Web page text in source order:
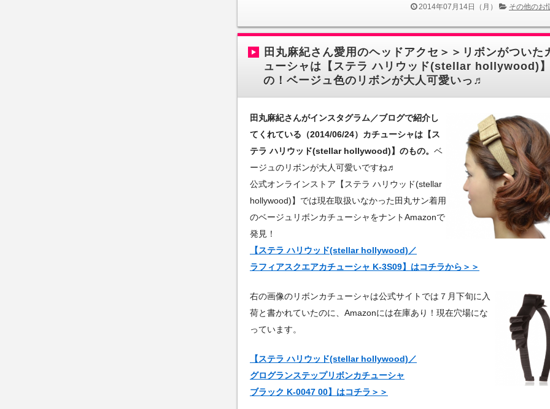
2014年07月14日（月） その他のお
田丸麻紀さん愛用のヘッドアクセ＞＞リボンがついた
ューシャは【ステラ ハリウッド(stellar hollywood)
の！ベージュ色のリボンが大人可愛いっ♬
田丸麻紀さんがインスタグラム／ブログで紹介し
てくれている（2014/06/24）カチューシャは【ス
テラ ハリウッド(stellar hollywood)】のもの。 ベ
ージュのリボンが大人可愛いですね♬
公式オンラインストア【ステラ ハリウッド(stellar
hollywood)】では現在取扱いなかった田丸サン着用
のベージュリボンカチューシャをナントAmazonで
発見！
【ステラ ハリウッド(stellar hollywood)／
ラフィアスクエアカチューシャ K-3S09】はコチラから＞＞
右の画像のリボンカチューシャは公式サイトでは７月下旬に入
荷と書かれていたのに、Amazonには在庫あり！現在穴場にな
っています。
【ステラ ハリウッド(stellar hollywood)／
グログランステップリボンカチューシャ
ブラック K-0047 00】はコチラ＞＞